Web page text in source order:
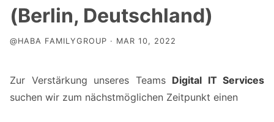
(Berlin, Deutschland)
@HABA FAMILYGROUP · MAR 10, 2022
Zur Verstärkung unseres Teams Digital IT Services
suchen wir zum nächstmöglichen Zeitpunkt einen